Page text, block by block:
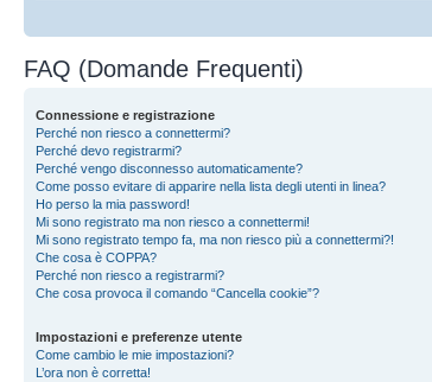
FAQ (Domande Frequenti)
Connessione e registrazione
Perché non riesco a connettermi?
Perché devo registrarmi?
Perché vengo disconnesso automaticamente?
Come posso evitare di apparire nella lista degli utenti in linea?
Ho perso la mia password!
Mi sono registrato ma non riesco a connettermi!
Mi sono registrato tempo fa, ma non riesco più a connettermi?!
Che cosa è COPPA?
Perché non riesco a registrarmi?
Che cosa provoca il comando “Cancella cookie”?
Impostazioni e preferenze utente
Come cambio le mie impostazioni?
L’ora non è corretta!